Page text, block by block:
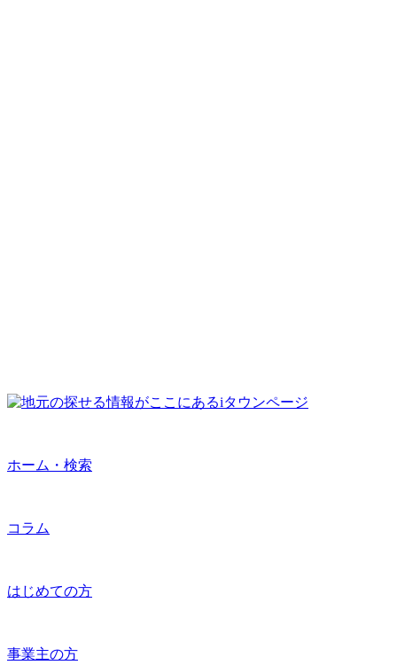
ホーム・検索
コラム
はじめての方
事業主の方